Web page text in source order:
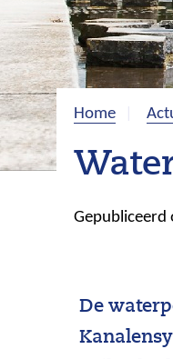
Home
Gepubliceerd
De